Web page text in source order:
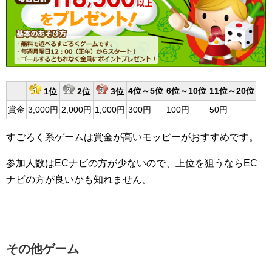
1位 2位 3位 4位～5位 6位～10位 11位～20位
賞金 3,000円 2,000円 1,000円 300円 100円 50円
すごろく系ゲームは賞金が高いモッピーがおすすめです。
参加人数はECナビの方が少ないので、上位を狙うならEC
ナビの方が良いかも知れません。
その他ゲーム